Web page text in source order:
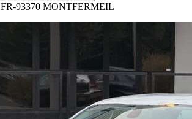
FR-93370 MONTFERMEIL